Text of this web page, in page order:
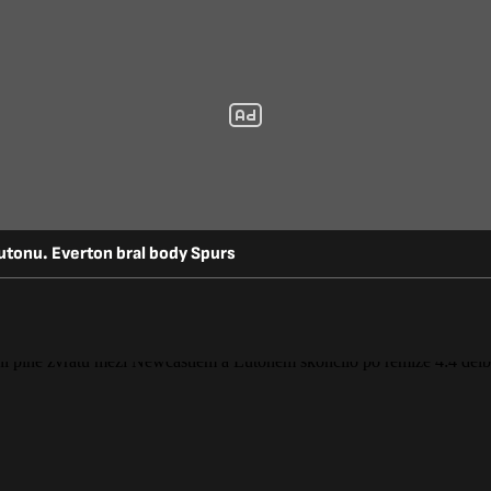
Everton bral body Spurs